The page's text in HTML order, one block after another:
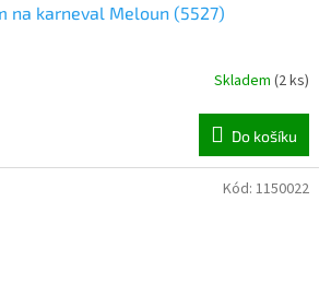
na karneval Meloun (5527)
Skladem (2 ks)
Do košíku
Kód: 1150022